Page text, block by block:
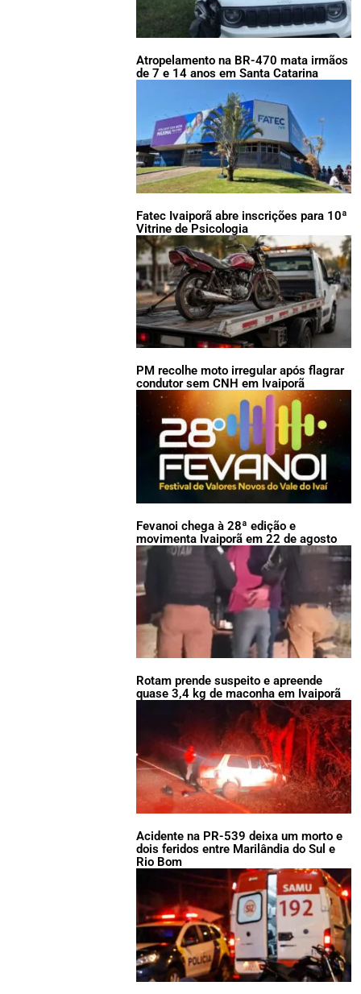
Atropelamento na BR-470 mata irmãos
de 7 e 14 anos em Santa Catarina
Fatec Ivaiporã abre inscrições para 10ª
Vitrine de Psicologia
PM recolhe moto irregular após flagrar
condutor sem CNH em Ivaiporã
Fevanoi chega à 28ª edição e
movimenta Ivaiporã em 22 de agosto
Rotam prende suspeito e apreende
quase 3,4 kg de maconha em Ivaiporã
Acidente na PR-539 deixa um morto e
dois feridos entre Marilândia do Sul e
Rio Bom